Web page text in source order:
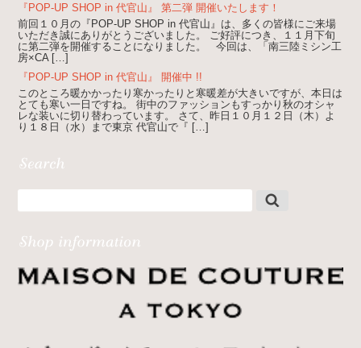
『POP-UP SHOP in 代官山』 第二弾 開催いたします！
前回１０月の『POP-UP SHOP in 代官山』は、多くの皆様にご来場
いただき誠にありがとうございました。 ご好評につき、１１月下旬
に第二弾を開催することになりました。 今回は、「南三陸ミシン工
房×CA […]
『POP-UP SHOP in 代官山』 開催中 !!
このところ暖かかったり寒かったりと寒暖差が大きいですが、本日は
とても寒い一日ですね。 街中のファッションもすっかり秋のオシャ
レな装いに切り替わっています。 さて、昨日１０月１２日（木）よ
り１８日（水）まで東京 代官山で『 […]